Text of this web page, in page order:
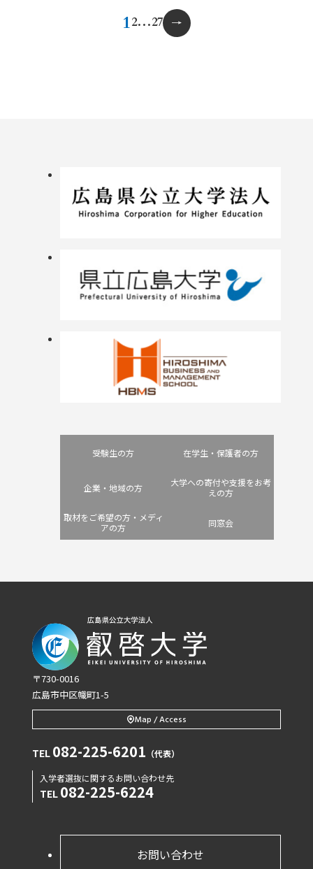
12…27
受験生の方 在学生・保護者の方
企業・地域の方
大学への寄付や支援をお考
えの方
取材をご希望の方・メディ
アの方
同窓会
〒730-0016
広島市中区幟町1-5
Map / Access
TEL 082-225-6201 （代表）
入学者選抜に関するお問い合わせ先
TEL 082-225-6224
お問い合わせ